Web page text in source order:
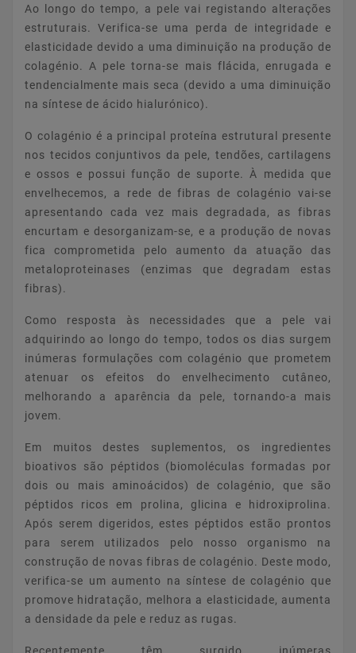
Ao longo do tempo, a pele vai registando alterações
estruturais. Verifica-se uma perda de integridade e
elasticidade devido a uma diminuição na produção de
colagénio. A pele torna-se mais flácida, enrugada e
tendencialmente mais seca (devido a uma diminuição
na síntese de ácido hialurónico).
O colagénio é a principal proteína estrutural presente
nos tecidos conjuntivos da pele, tendões, cartilagens
e ossos e possui função de suporte. À medida que
envelhecemos, a rede de fibras de colagénio vai-se
apresentando cada vez mais degradada, as fibras
encurtam e desorganizam-se, e a produção de novas
fica comprometida pelo aumento da atuação das
metaloproteinases (enzimas que degradam estas
fibras).
Como resposta às necessidades que a pele vai
adquirindo ao longo do tempo, todos os dias surgem
inúmeras formulações com colagénio que prometem
atenuar os efeitos do envelhecimento cutâneo,
melhorando a aparência da pele, tornando-a mais
jovem.
Em muitos destes suplementos, os ingredientes
bioativos são péptidos (biomoléculas formadas por
dois ou mais aminoácidos) de colagénio, que são
péptidos ricos em prolina, glicina e hidroxiprolina.
Após serem digeridos, estes péptidos estão prontos
para serem utilizados pelo nosso organismo na
construção de novas fibras de colagénio. Deste modo,
verifica-se um aumento na síntese de colagénio que
promove hidratação, melhora a elasticidade, aumenta
a densidade da pele e reduz as rugas.